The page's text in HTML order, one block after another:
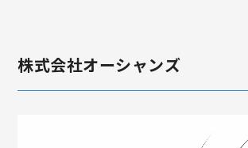
株式会社オーシャンズ